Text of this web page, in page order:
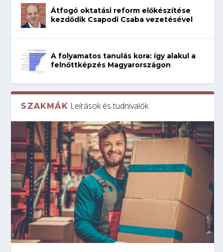
Átfogó oktatási reform előkészítése
kezdődik Csapodi Csaba vezetésével
A folyamatos tanulás kora: így alakul a
felnőttképzés Magyarországon
SZAKMÁK Leírások és tudnivalók